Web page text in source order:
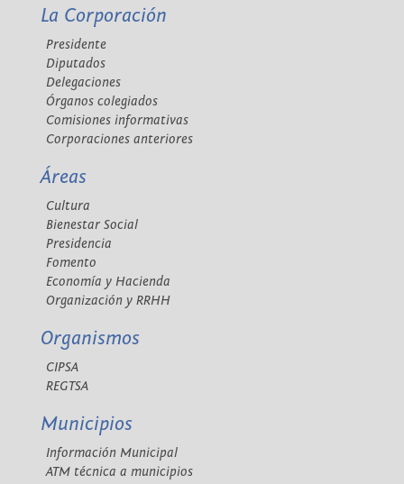
La Corporación
Presidente
Diputados
Delegaciones
Órganos colegiados
Comisiones informativas
Corporaciones anteriores
Áreas
Cultura
Bienestar Social
Presidencia
Fomento
Economía y Hacienda
Organización y RRHH
Organismos
CIPSA
REGTSA
Municipios
Información Municipal
ATM técnica a municipios